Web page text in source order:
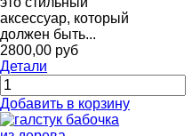
аксессуар, который
должен быть...
2800,00 руб
Детали
Добавить в корзину